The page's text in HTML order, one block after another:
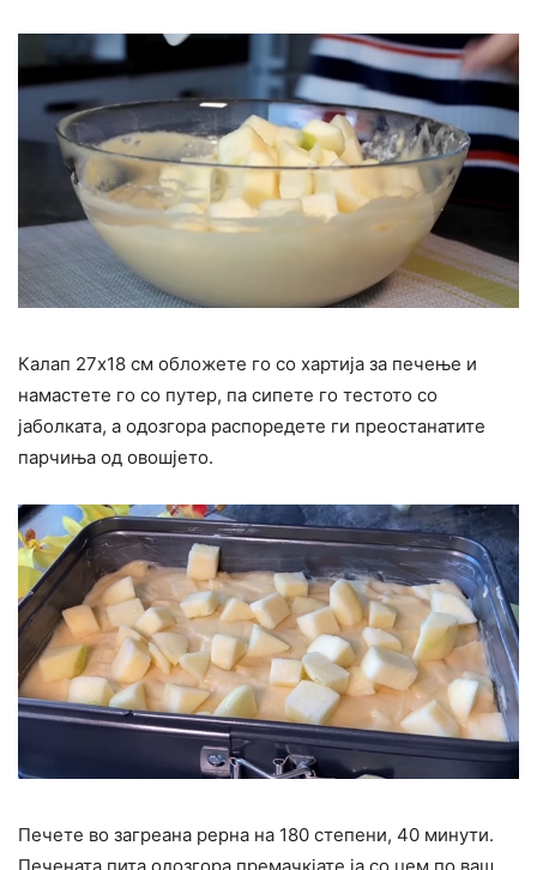
Калап 27х18 см обложете го со хартија за печење и
намастете го со путер, па сипете го тестото со
јаболката, а одозгора распоредете ги преостанатите
парчиња од овошјето.
Печете во загреана рерна на 180 степени, 40 минути.
Печената пита одозгора премачкјате ја со џем по ваш